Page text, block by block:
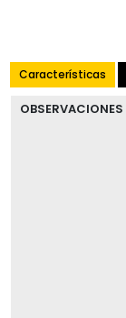
Características
OBSERVACIONES